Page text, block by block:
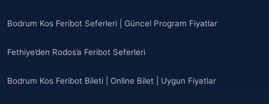
Bodrum Kos Feribot Seferleri | Güncel Program Fiyatlar
Fethiye’den Rodos’a Feribot Seferleri
Bodrum Kos Feribot Bileti | Online Bilet | Uygun Fiyatlar